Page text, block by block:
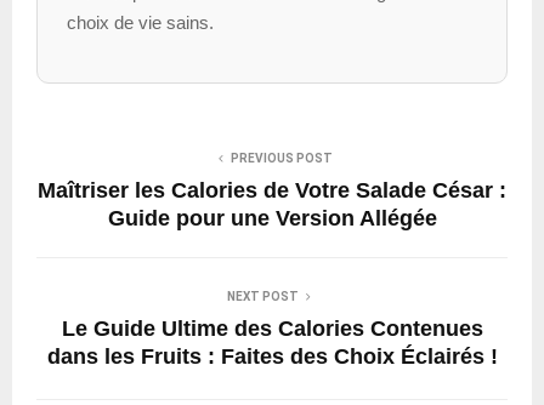
choix de vie sains.
PREVIOUS POST
Maîtriser les Calories de Votre Salade César :
Guide pour une Version Allégée
NEXT POST
Le Guide Ultime des Calories Contenues
dans les Fruits : Faites des Choix Éclairés !